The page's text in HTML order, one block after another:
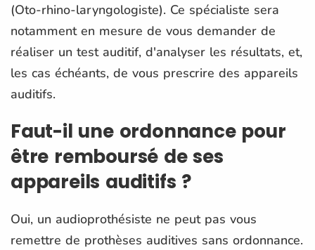
(Oto-rhino-laryngologiste). Ce spécialiste sera
notamment en mesure de vous demander de
réaliser un test auditif, d'analyser les résultats, et,
les cas échéants, de vous prescrire des appareils
auditifs.
Faut-il une ordonnance pour
être remboursé de ses
appareils auditifs ?
Oui, un audioprothésiste ne peut pas vous
remettre de prothèses auditives sans ordonnance.